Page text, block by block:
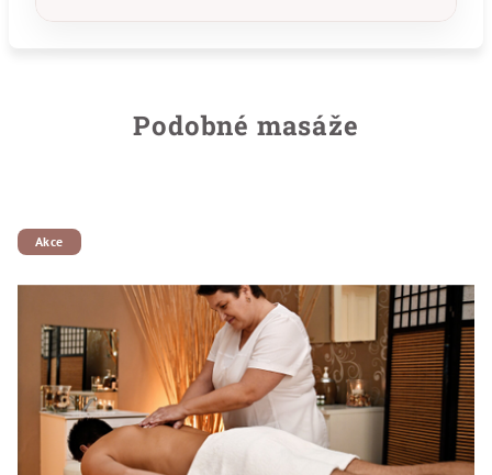
Podobné masáže
Akce